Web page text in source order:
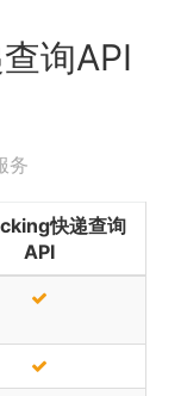
询API
务
快递查询
API